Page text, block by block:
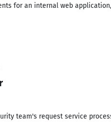
for an internal web
team's request service